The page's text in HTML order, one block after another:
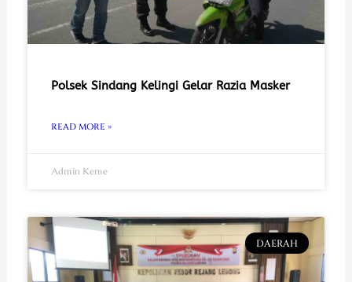
Polsek Sindang Kelingi Gelar Razia Masker
READ MORE »
Admin Keme
DAERAH